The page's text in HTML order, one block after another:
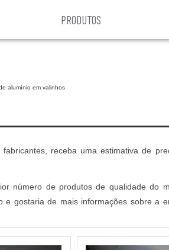
PRODUTOS
alumínio em valinhos
receba uma estimativa de
número de produtos de qualidade do
e gostaria de mais informações sobre a